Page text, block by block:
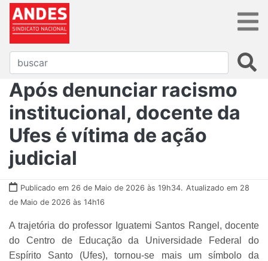
Após denunciar racismo
institucional, docente da
Ufes é vítima de ação
judicial
Publicado em 26 de Maio de 2026 às 19h34. Atualizado em 28
de Maio de 2026 às 14h16
A trajetória do professor Iguatemi Santos Rangel, docente
do Centro de Educação da Universidade Federal do
Espírito Santo (Ufes), tornou-se mais um símbolo da